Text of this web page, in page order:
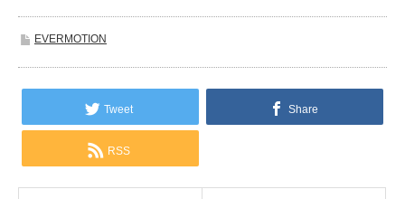
EVERMOTION
Tweet Share
RSS